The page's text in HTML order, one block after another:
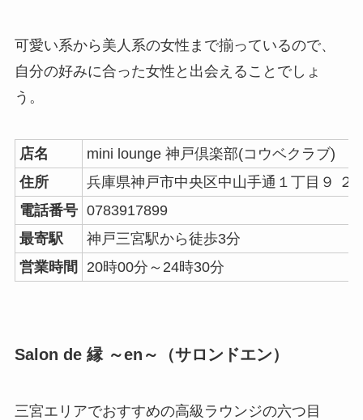
可愛い系から美人系の女性まで揃っているので、
自分の好みに合った女性と出会えることでしょ
う。
店名
mini lounge 神戸倶楽部(コウベクラブ)
住所
兵庫県神戸市中央区中山手通１丁目９ ２
電話番号 0783917899
最寄駅
神戸三宮駅から徒歩3分
営業時間
20時00分～24時30分
Salon de 縁 ～en～（サロンドエン）
三宮エリアでおすすめの高級ラウンジの六つ目